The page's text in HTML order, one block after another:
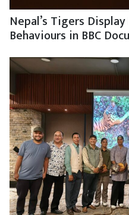
Nepal’s Tigers
Behaviours in BBC